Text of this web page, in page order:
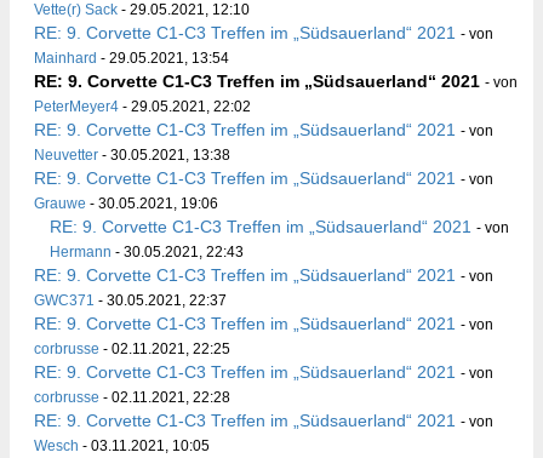
Vette(r) Sack - 29.05.2021, 12:10
RE: 9. Corvette C1-C3 Treffen im „Südsauerland“ 2021 - von
Mainhard - 29.05.2021, 13:54
RE: 9. Corvette C1-C3 Treffen im „Südsauerland“ 2021 - von
PeterMeyer4 - 29.05.2021, 22:02
RE: 9. Corvette C1-C3 Treffen im „Südsauerland“ 2021 - von
Neuvetter - 30.05.2021, 13:38
RE: 9. Corvette C1-C3 Treffen im „Südsauerland“ 2021 - von
Grauwe - 30.05.2021, 19:06
RE: 9. Corvette C1-C3 Treffen im „Südsauerland“ 2021 - von
Hermann - 30.05.2021, 22:43
RE: 9. Corvette C1-C3 Treffen im „Südsauerland“ 2021 - von
GWC371 - 30.05.2021, 22:37
RE: 9. Corvette C1-C3 Treffen im „Südsauerland“ 2021 - von
corbrusse - 02.11.2021, 22:25
RE: 9. Corvette C1-C3 Treffen im „Südsauerland“ 2021 - von
corbrusse - 02.11.2021, 22:28
RE: 9. Corvette C1-C3 Treffen im „Südsauerland“ 2021 - von
Wesch - 03.11.2021, 10:05